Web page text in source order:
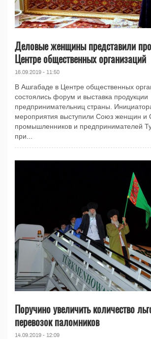
Деловые женщины представили
Центре общественных организаций
16.09.2019 - 11:50
В Ашгабаде в Центре общественных
состоялись форум и выставка продукции
предпринимательниц страны.
мероприятия выступили Союз женщин и
промышленников и предпринимателей
при...
Поручино увеличить количество
перевозок паломников
14.09.2019 - 12:09